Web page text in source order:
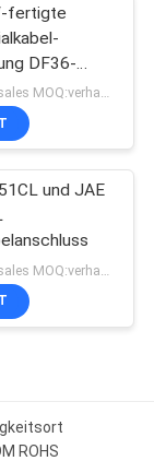
fertigte
DF36-
Länge
an
Contact our sales MOQ:verhandelbar
und JAE
Contact our sales MOQ:verhandelbar
ROHS